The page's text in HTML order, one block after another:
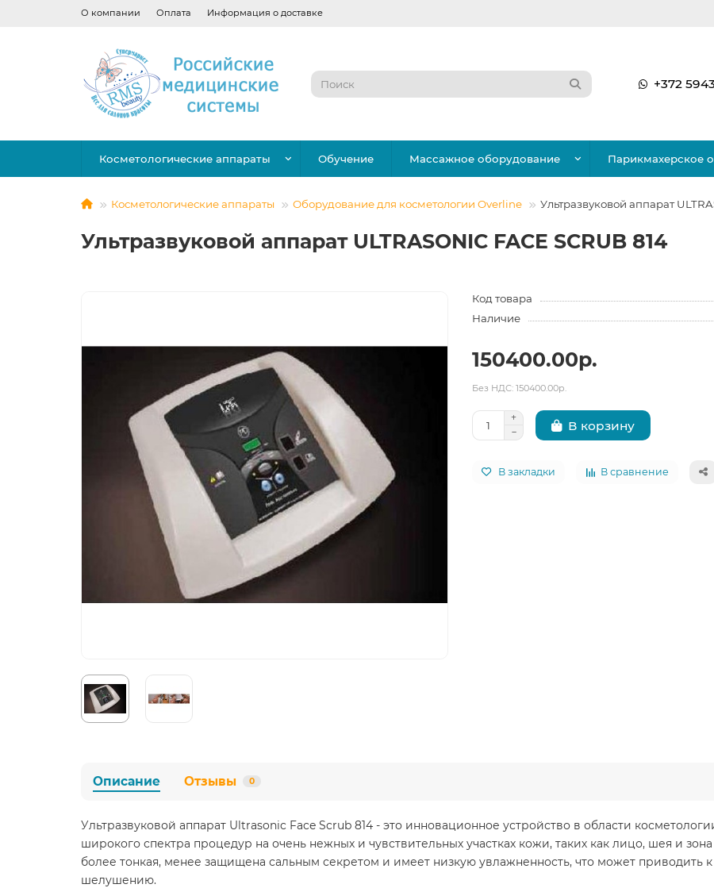
О компании Оплата Информация о доставке
+372
Косметологические аппараты Обучение Массажное оборудование Парикмахерское
Косметологические аппараты Оборудование для косметологии Overline Ультразвуковой аппарат
Ультразвуковой аппарат ULTRASONIC FACE SCRUB 814
Код товара
Наличие
150400.00р.
Без НДС: 150400.00р.
В корзину
В закладки В сравнение
Описание Отзывы 0
Ультразвуковой аппарат Ultrasonic Face Scrub 814 - это инновационное устройство в области
широкого спектра процедур на очень нежных и чувствительных участках кожи, таких как лицо, шея и
более тонкая, менее защищена сальным секретом и имеет низкую увлажненность, что может приводить
шелушению.